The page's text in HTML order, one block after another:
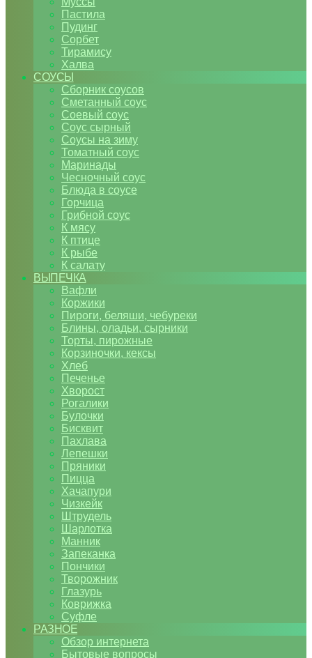
Пастила
Пудинг
Сорбет
Тирамису
Халва
СОУСЫ
Сборник соусов
Сметанный соус
Соевый соус
Соус сырный
Соусы на зиму
Томатный соус
Маринады
Чесночный соус
Блюда в соусе
Горчица
Грибной соус
К мясу
К птице
К рыбе
К салату
ВЫПЕЧКА
Вафли
Коржики
Пироги, беляши, чебуреки
Блины, оладьи, сырники
Торты, пирожные
Корзиночки, кексы
Хлеб
Печенье
Хворост
Рогалики
Булочки
Бисквит
Пахлава
Лепешки
Пряники
Пицца
Хачапури
Чизкейк
Штрудель
Шарлотка
Манник
Запеканка
Пончики
Творожник
Глазурь
Коврижка
Суфле
РАЗНОЕ
Обзор интернета
Бытовые вопросы